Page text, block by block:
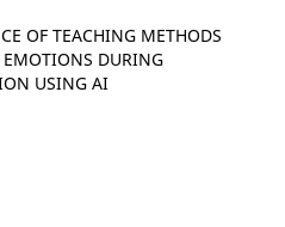
OF TEACHING METHODS
DURING
USING AI